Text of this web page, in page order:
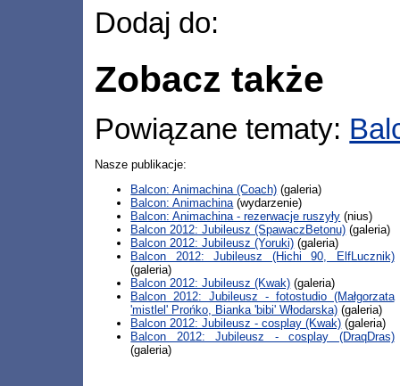
Dodaj do:
Zobacz także
Powiązane tematy:
Nasze publikacje:
Balcon: Animachina (Coach) (galeria)
Balcon: Animachina(wydarzenie)
Balcon: Animachina - rezerwacje ruszyły (nius)
Balcon 2012: Jubileusz (SpawaczBetonu) (galeria)
Balcon 2012: Jubileusz (Yoruki) (galeria)
Balcon 2012: Jubileusz (Hichi 90, ElfLucznik)
(galeria)
Balcon 2012: Jubileusz (Kwak) (galeria)
Balcon 2012: Jubileusz - fotostudio (Małgorzata
'mistlel' Prońko, Bianka 'bibi' Włodarska) (galeria)
Balcon 2012: Jubileusz - cosplay (Kwak) (galeria)
Balcon 2012: Jubileusz - cosplay (DraqDras)
(galeria)